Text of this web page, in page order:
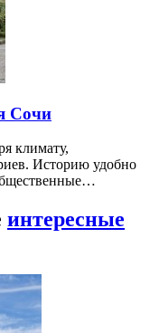
Сочи
климату,
Историю удобно
интересные